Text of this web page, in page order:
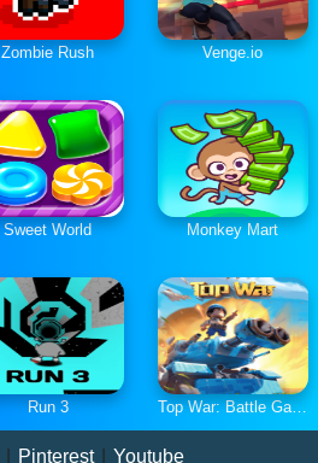
Zombie Rush Venge.io
Sweet World Monkey Mart
Run 3 Top War: Battle Game
Pinterest Youtube